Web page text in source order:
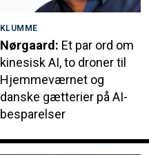
KLUMME
Nørgaard: Et par ord om
kinesisk AI, to droner til
Hjemmeværnet og
danske gætterier på AI-
besparelser